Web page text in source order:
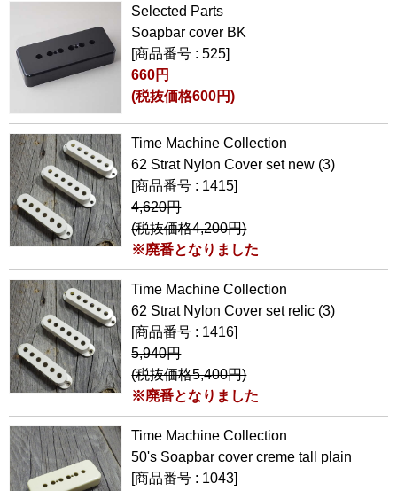
Selected Parts
Soapbar cover BK
[商品番号 : 525]
660円
(税抜価格600円)
Time Machine Collection
62 Strat Nylon Cover set new (3)
[商品番号 : 1415]
4,620円
(税抜価格4,200円)
※廃番となりました
Time Machine Collection
62 Strat Nylon Cover set relic (3)
[商品番号 : 1416]
5,940円
(税抜価格5,400円)
※廃番となりました
Time Machine Collection
50's Soapbar cover creme tall plain
[商品番号 : 1043]